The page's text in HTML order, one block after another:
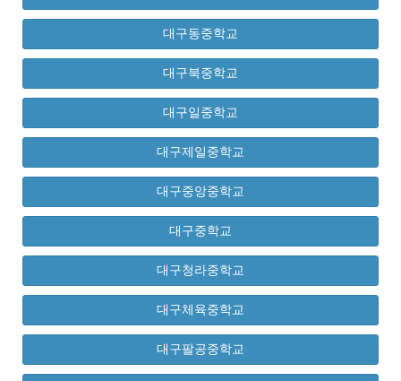
대구동중학교
대구북중학교
대구일중학교
대구제일중학교
대구중앙중학교
대구중학교
대구청라중학교
대구체육중학교
대구팔공중학교